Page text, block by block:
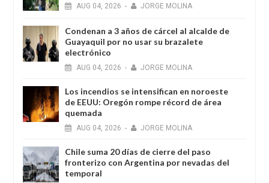
AUG 04, 2026 - JORGE MOLINA
Condenan a 3 años de cárcel al alcalde de
Guayaquil por no usar su brazalete
electrónico
AUG 04, 2026 - JORGE MOLINA
Los incendios se intensifican en noroeste
de EEUU: Oregón rompe récord de área
quemada
AUG 04, 2026 - JORGE MOLINA
Chile suma 20 días de cierre del paso
fronterizo con Argentina por nevadas del
temporal